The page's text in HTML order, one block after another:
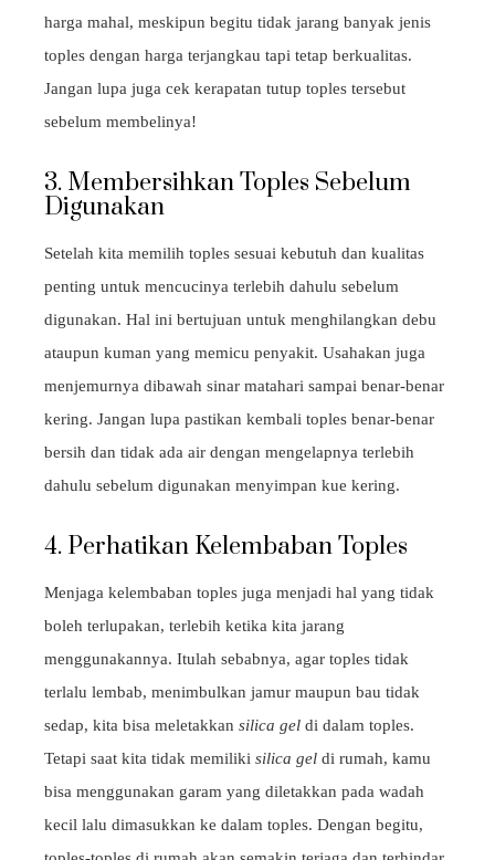
harga mahal, meskipun begitu tidak jarang banyak jenis
toples dengan harga terjangkau tapi tetap berkualitas.
Jangan lupa juga cek kerapatan tutup toples tersebut
sebelum membelinya!
3. Membersihkan Toples Sebelum
Digunakan
Setelah kita memilih toples sesuai kebutuh dan kualitas
penting untuk mencucinya terlebih dahulu sebelum
digunakan. Hal ini bertujuan untuk menghilangkan debu
ataupun kuman yang memicu penyakit. Usahakan juga
menjemurnya dibawah sinar matahari sampai benar-benar
kering. Jangan lupa pastikan kembali toples benar-benar
bersih dan tidak ada air dengan mengelapnya terlebih
dahulu sebelum digunakan menyimpan kue kering.
4. Perhatikan Kelembaban Toples
Menjaga kelembaban toples juga menjadi hal yang tidak
boleh terlupakan, terlebih ketika kita jarang
menggunakannya. Itulah sebabnya, agar toples tidak
terlalu lembab, menimbulkan jamur maupun bau tidak
sedap, kita bisa meletakkan silica gel di dalam toples.
Tetapi saat kita tidak memiliki silica gel di rumah, kamu
bisa menggunakan garam yang diletakkan pada wadah
kecil lalu dimasukkan ke dalam toples. Dengan begitu,